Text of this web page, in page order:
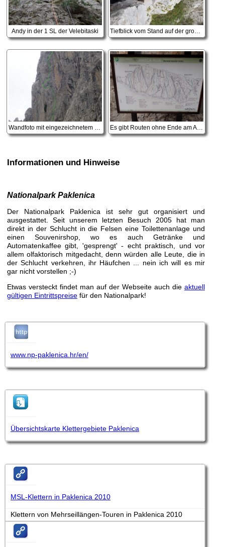
Andy in der 1 SL der Velebitaski
Informationen und Hinweise
Nationalpark Paklenica
Der Nationalpark Paklenica ist sehr gut organisiert und
ausgestattet. Seit unserem letzten Besuch 2005 hat man
direkt in der Schlucht in die Felsen eine Toilettenanlage und
einen Souvenirshop, wo es auch Getränke und
Automatenkaffee gibt, 'gesprengt' - echt praktisch, und vor
allem olfaktorisch mitgedacht, denn würden alle Leute, die in
der Schlucht verkehren, ihr Häufchen ... nein ich will es mir
gar nicht vorstellen ;-)
Etwas versteckt findet man auf der Webseite auch die aktuell
gültigen Eintrittspreisefür den Nationalpark!
www.np-paklenica.hr/en/
Übersichtskarte Klettergebiete Paklenica
MSL-Klettern in Paklenica 2010
Klettern von Mehrseillängen-Touren in Paklenica 2010